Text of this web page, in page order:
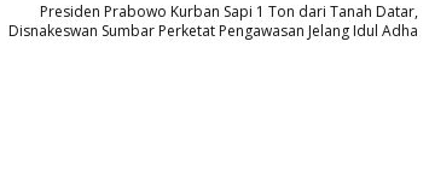
Presiden Prabowo Kurban Sapi 1 Ton dari Tanah Datar,
Disnakeswan Sumbar Perketat Pengawasan Jelang Idul Adha